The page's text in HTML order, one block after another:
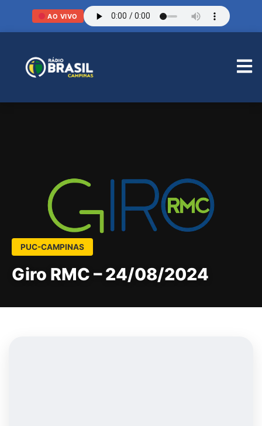
AO VIVO
PUC-CAMPINAS
Giro RMC – 24/08/2024